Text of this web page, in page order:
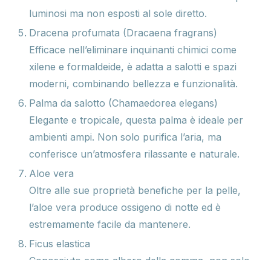
luminosi ma non esposti al sole diretto.
Dracena profumata (Dracaena fragrans)
Efficace nell’eliminare inquinanti chimici come
xilene e formaldeide, è adatta a salotti e spazi
moderni, combinando bellezza e funzionalità.
Palma da salotto (Chamaedorea elegans)
Elegante e tropicale, questa palma è ideale per
ambienti ampi. Non solo purifica l’aria, ma
conferisce un’atmosfera rilassante e naturale.
Aloe vera
Oltre alle sue proprietà benefiche per la pelle,
l’aloe vera produce ossigeno di notte ed è
estremamente facile da mantenere.
Ficus elastica